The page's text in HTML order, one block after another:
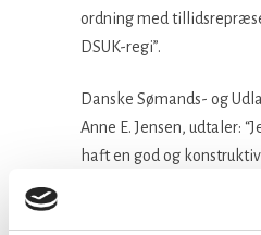
ordning med
DSUK-regi”.
Danske Sømands- og
Anne E. Jensen, udtaler:
haft en god og